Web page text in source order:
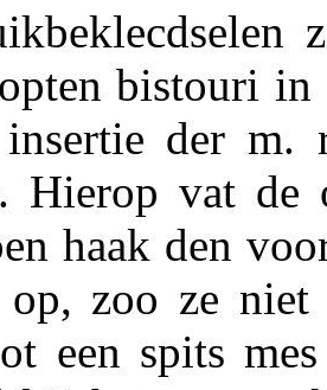
bistouri
der m.
Hierop vat de
haak den
zoo ze niet
een spits